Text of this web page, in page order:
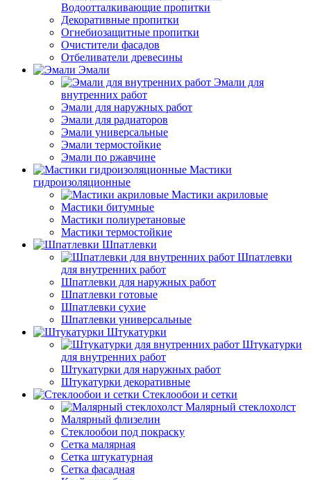
Водоотталкивающие пропитки
Декоративные пропитки
Огнебиозащитные пропитки
Очистители фасадов
Отбеливатели древесины
Эмали
Эмали для
внутренних работ
Эмали для наружных работ
Эмали для радиаторов
Эмали универсальные
Эмали термостойкие
Эмали по ржавчине
Мастики
гидроизоляционные
Мастики акриловые
Мастики битумные
Мастики полиуретановые
Мастики термостойкие
Шпатлевки
Шпатлевки
для внутренних работ
Шпатлевки для наружных работ
Шпатлевки готовые
Шпатлевки сухие
Шпатлевки универсальные
Штукатурки
Штукатурки
для внутренних работ
Штукатурки для наружных работ
Штукатурки декоративные
Стеклообои и сетки
Малярный стеклохолст
Малярный флизелин
Стеклообои под покраску
Сетка малярная
Сетка штукатурная
Сетка фасадная